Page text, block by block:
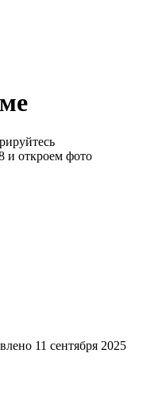
и откроем фото
11 сентября 2025